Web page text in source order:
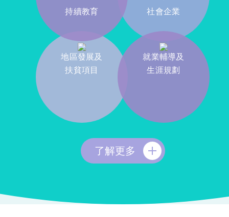
持續教育 社會企業
地區發展及
扶貧項目
就業輔導及
生涯規劃
了解更多